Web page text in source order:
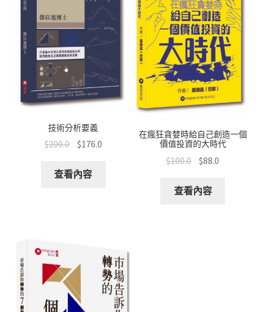
技術分析要義
$200.0 $176.0
查看內容
在瘋狂貪婪時給自己創造一個
價值投資的大時代
$100.0 $88.0
查看內容